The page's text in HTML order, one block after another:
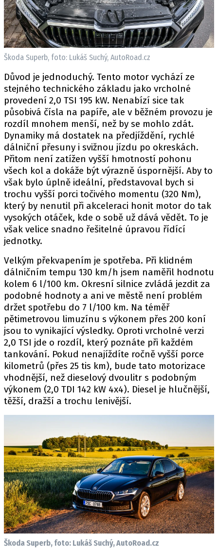
Škoda Superb, foto: Lukáš Suchý, AutoRoad.cz
Důvod je jednoduchý. Tento motor vychází ze
stejného technického základu jako vrcholné
provedení 2,0 TSI 195 kW. Nenabízí sice tak
působivá čísla na papíře, ale v běžném provozu je
rozdíl mnohem menší, než by se mohlo zdát.
Dynamiky má dostatek na předjíždění, rychlé
dálniční přesuny i svižnou jízdu po okreskách.
Přitom není zatížen vyšší hmotností pohonu
všech kol a dokáže být výrazně úspornější. Aby to
však bylo úplně ideální, představoval bych si
trochu vyšší porci točivého momentu (320 Nm),
který by nenutil při akceleraci honit motor do tak
vysokých otáček, kde o sobě už dává vědět. To je
však velice snadno řešitelné úpravou řídící
jednotky.
Velkým překvapením je spotřeba. Při klidném
dálničním tempu 130 km/h jsem naměřil hodnotu
kolem 6 l/100 km. Okresní silnice zvládá jezdit za
podobné hodnoty a ani ve městě není problém
držet spotřebu do 7 l/100 km. Na téměř
pětimetrovou limuzínu s výkonem přes 200 koní
jsou to vynikající výsledky. Oproti vrcholné verzi
2,0 TSI jde o rozdíl, který poznáte při každém
tankování. Pokud nenajíždíte ročně vyšší porce
kilometrů (přes 25 tis km), bude tato motorizace
vhodnější, než dieselový dvoulitr s podobným
výkonem (2,0 TDI 142 kW 4x4). Diesel je hlučnější,
těžší, dražší a trochu lenivější.
Škoda Superb, foto: Lukáš Suchý, AutoRoad.cz